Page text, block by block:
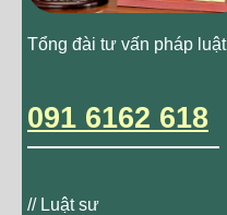
Tổng đài tư vấn pháp luật
091 6162 618
// Luật sư